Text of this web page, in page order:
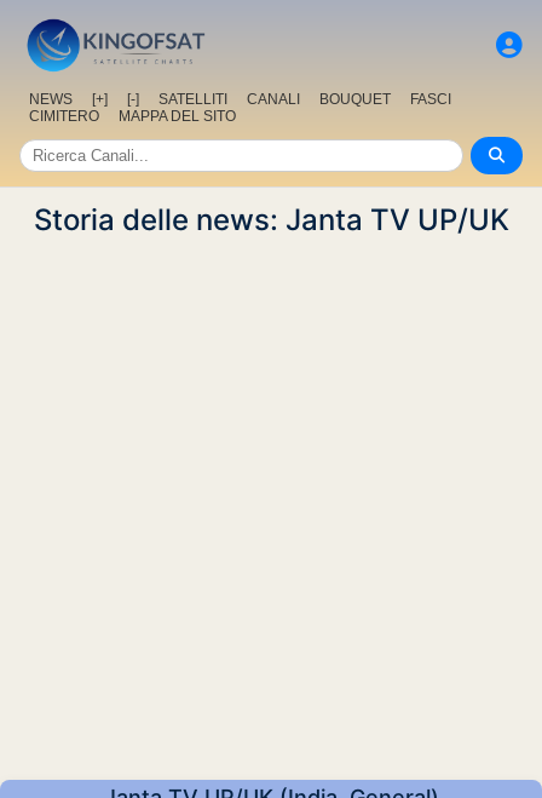
NEWS [+] [-] SATELLITI CANALI BOUQUET
FASCI
CIMITERO
MAPPA DEL SITO
Storia delle news: Janta TV UP/UK